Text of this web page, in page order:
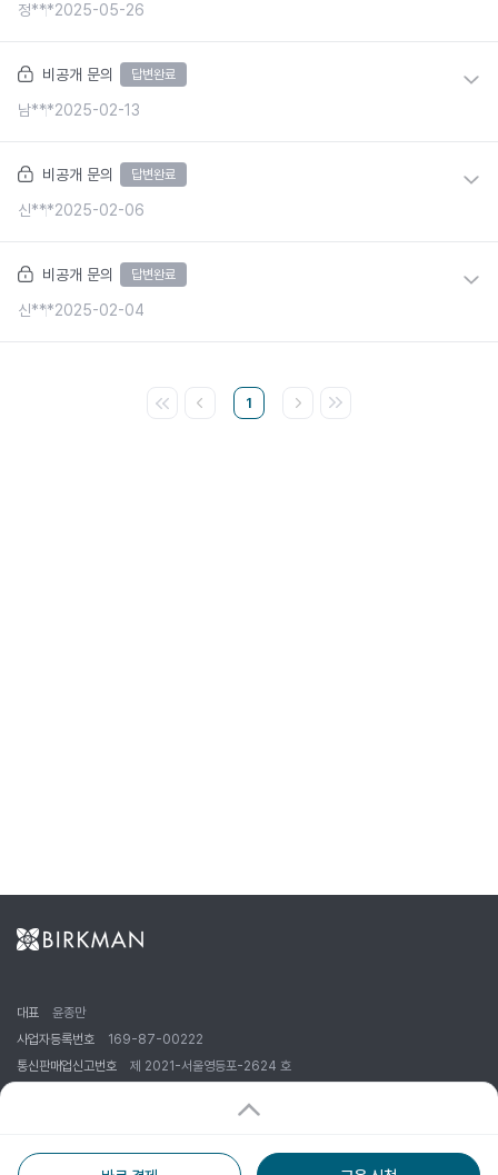
정***2025-05-26
비공개 문의 답변완료
남***2025-02-13
비공개 문의 답변완료
신***2025-02-06
비공개 문의 답변완료
신***2025-02-04
1
대표
윤종만
사업자등록번호
169-87-00222
통신판매업신고번호
제 2021-서울영등포-2624 호